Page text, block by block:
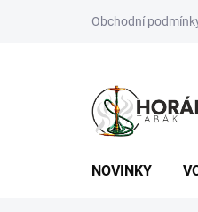
Obchodní
NOVINKY